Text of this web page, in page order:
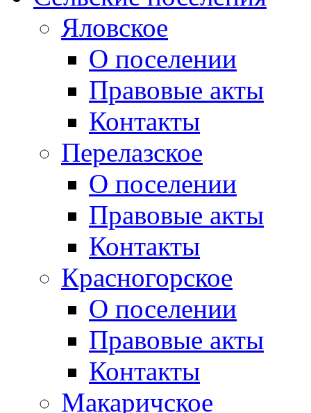
Яловское
О поселении
Правовые акты
Контакты
Перелазское
О поселении
Правовые акты
Контакты
Красногорское
О поселении
Правовые акты
Контакты
Макаричское